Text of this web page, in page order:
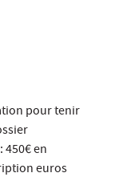
pour tenir
en
euros